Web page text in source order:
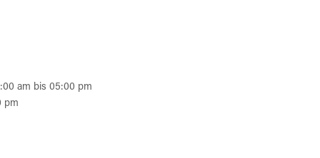
am bis 05:00 pm
pm